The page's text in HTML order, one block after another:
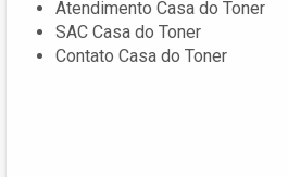
Atendimento Casa do Toner
SAC Casa do Toner
Contato Casa do Toner